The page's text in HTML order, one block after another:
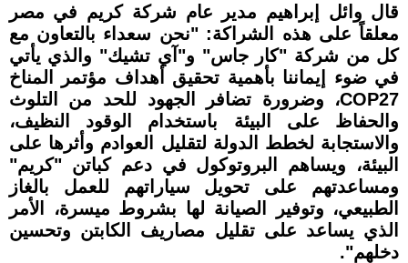
قال وائل إبراهيم مدير عام شركة كريم في مصر
معلقاً على هذه الشراكة: "نحن سعداء بالتعاون مع
كل من شركة "كار جاس" و"آي تشيك" والذي يأتي
في ضوء إيماننا بأهمية تحقيق أهداف مؤتمر المناخ
COP27، وضرورة تضافر الجهود للحد من التلوث
والحفاظ على البيئة باستخدام الوقود النظيف،
والاستجابة لخطط الدولة لتقليل العوادم وأثرها على
البيئة، ويساهم البروتوكول في دعم كباتن "كريم"
ومساعدتهم على تحويل سياراتهم للعمل بالغاز
الطبيعي، وتوفير الصيانة لها بشروط ميسرة، الأمر
الذي يساعد على تقليل مصاريف الكابتن وتحسين
دخلهم".